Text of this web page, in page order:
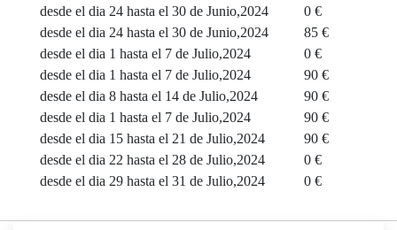
desde el dia 24 hasta el 30 de Junio,2024
0 €
desde el dia 24 hasta el 30 de Junio,2024
85 €
desde el dia 1 hasta el 7 de Julio,2024
0 €
desde el dia 1 hasta el 7 de Julio,2024
90 €
desde el dia 8 hasta el 14 de Julio,2024
90 €
desde el dia 1 hasta el 7 de Julio,2024
90 €
desde el dia 15 hasta el 21 de Julio,2024
90 €
desde el dia 22 hasta el 28 de Julio,2024
0 €
desde el dia 29 hasta el 31 de Julio,2024
0 €